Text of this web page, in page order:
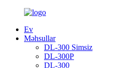
Ev
Məhsullar
DL-300 Simsiz
DL-300P
DL-300